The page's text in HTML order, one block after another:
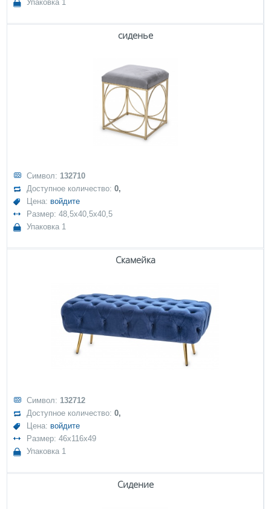
Упаковка 1
сиденье
Символ: 132710
Доступное количество:0,
Цена: войдите
Размер: 48,5x40,5x40,5
Упаковка 1
Скамейка
Символ: 132712
Доступное количество:0,
Цена: войдите
Размер: 46x116x49
Упаковка 1
Сидение